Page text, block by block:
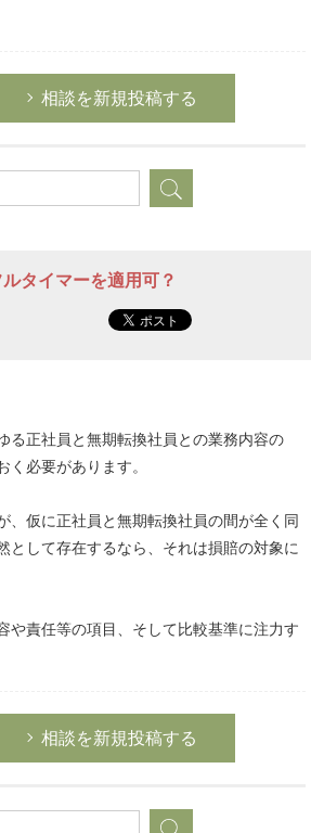
相談を新規投稿する
タイマーを適用可？
る正社員と無期転換社員との業務内容の
必要があります。
、仮に正社員と無期転換社員の間が全く同
として存在するなら、それは損賠の対象に
や責任等の項目、そして比較基準に注力す
相談を新規投稿する